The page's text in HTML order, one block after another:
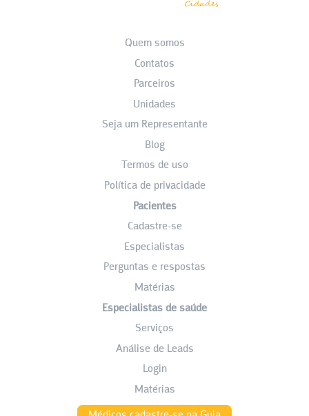
Quem somos
Contatos
Parceiros
Unidades
Seja um Representante
Blog
Termos de uso
Política de privacidade
Pacientes
Cadastre-se
Especialistas
Perguntas e respostas
Matérias
Especialistas de saúde
Serviços
Análise de Leads
Login
Matérias